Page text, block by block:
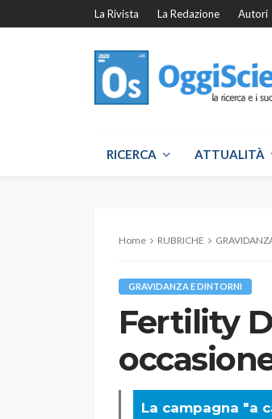
La Rivista La Redazione Autori
RICERCA ATTUALITÀ
Home RUBRICHE
GRAVIDANZA E DINTORNI
Fertility
La campagna "a